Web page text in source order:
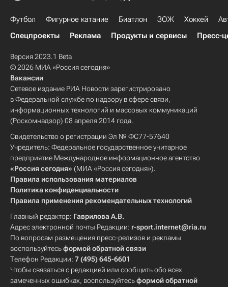
Футбол Фигурное катание Биатлон ЗОЖ Хоккей
Спецпроекты
Реклама Продукты и сервисы Пресс-
Версия 2023.1 Beta
© 2026 МИА «Россия сегодня»
Вакансии
Сетевое издание РИА Новости зарегистрировано
в Федеральной службе по надзору в сфере связи,
информационных технологий и массовых коммуникаций
(Роскомнадзор) 08 апреля 2014 года.
Свидетельство о регистрации Эл № ФС77-57640
Учредитель: Федеральное государственное унитарное
предприятие Международное информационное агентство
«Россия сегодня» (МИА «Россия сегодня»).
Правила использования материалов
Политика конфиденциальности
Правила применения рекомендательных технологий
Главный редактор: Гаврилова А.В.
Адрес электронной почты Редакции: r-sport.internet@ria.ru
По вопросам размещения пресс-релизов и рекламы
воспользуйтесьформой обратной связи
Телефон Редакции: 7 (495) 645-6601
Чтобы связаться с редакцией или сообщить обо всех
замеченных ошибках, воспользуйтесьформой обратной